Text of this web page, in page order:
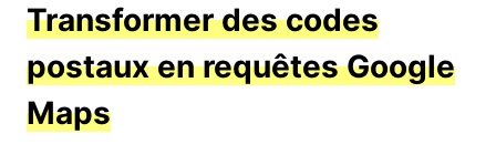
Transformer des codes
postaux en requêtes Google
Maps